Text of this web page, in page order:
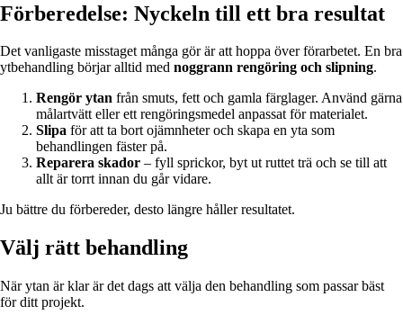
Förberedelse: Nyckeln till ett bra resultat
Det vanligaste misstaget många gör är att hoppa över förarbetet. En bra
ytbehandling börjar alltid med noggrann rengöring och slipning.
Rengör ytan från smuts, fett och gamla färglager. Använd gärna
målartvätt eller ett rengöringsmedel anpassat för materialet.
Slipa för att ta bort ojämnheter och skapa en yta som
behandlingen fäster på.
Reparera skador – fyll sprickor, byt ut ruttet trä och se till att
allt är torrt innan du går vidare.
Ju bättre du förbereder, desto längre håller resultatet.
Välj rätt behandling
När ytan är klar är det dags att välja den behandling som passar bäst
för ditt projekt.